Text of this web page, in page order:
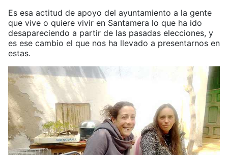
Es esa actitud de apoyo del ayuntamiento a la gente
que vive o quiere vivir en Santamera lo que ha ido
desapareciendo a partir de las pasadas elecciones, y
es ese cambio el que nos ha llevado a presentarnos en
estas.